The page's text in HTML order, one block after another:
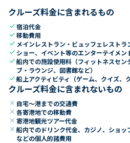
クルーズ料金に含まれるもの
check宿泊代金
check移動費用
check メインレストラン・ビュッフェレスト
check ショー、イベント等のエンターテイメン
check船内での施設使用料（フィットネスセン
ブ・ラウンジ、図書館など）
check船上アクティビティ（ゲーム、クイズ、
クルーズ料金に含まれないもの
close 自宅～港までの交通費
close 各寄港地での移動費
close 寄港地観光ツアー代金
close 船内でのドリンク代金、カジノ、ショ
などの個人的諸費用